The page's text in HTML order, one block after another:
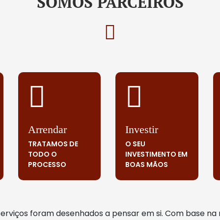
Arrendar
TRATAMOS DE
TODO O
PROCESSO
Investir
O SEU
INVESTIMENTO EM
BOAS MÃOS
foram desenhados a pensar em si. Com base